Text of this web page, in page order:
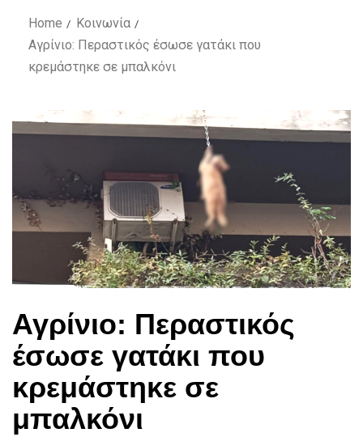
Home
Κοινωνία
Αγρίνιο: Περαστικός έσωσε γατάκι που
κρεμάστηκε σε μπαλκόνι
Αγρίνιο: Περαστικός
έσωσε γατάκι που
κρεμάστηκε σε
μπαλκόνι